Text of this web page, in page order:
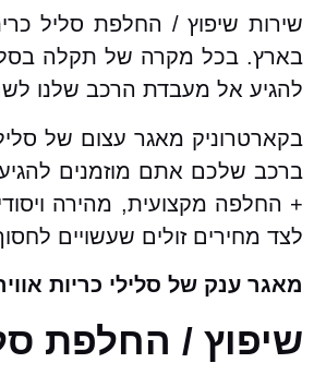
שירות שיפוץ / החלפת סליל
בארץ. בכל מקרה של תקלה
להגיע אל מעבדת הרכב שלנו
בקארטרוניק מאגר עצום של
ברכב שלכם אתם מוזמנים להגיע
+ החלפה מקצועית, מהירה
לצד מחירים זולים שעשויים
מאגר ענק של סלילי כריות
שיפוץ / החלפת